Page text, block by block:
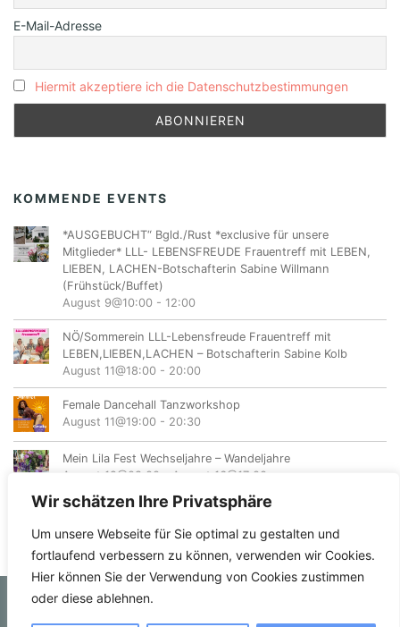
Wir schätzen Ihre Privatsphäre
Um unsere Webseite für Sie optimal zu gestalten und
fortlaufend verbessern zu können, verwenden wir Cookies.
Hier können Sie der Verwendung von Cookies zustimmen
oder diese ablehnen.
E-Mail-Adresse
Hiermit akzeptiere ich die Datenschutzbestimmungen
KOMMENDE EVENTS
*AUSGEBUCHT“ Bgld./Rust *exclusive für unsere
Mitglieder* LLL- LEBENSFREUDE Frauentreff mit LEBEN,
LIEBEN, LACHEN-Botschafterin Sabine Willmann
(Frühstück/Buffet)
August 9@10:00 - 12:00
NÖ/Sommerein LLL-Lebensfreude Frauentreff mit
LEBEN,LIEBEN,LACHEN – Botschafterin Sabine Kolb
August 11@18:00 - 20:00
Female Dancehall Tanzworkshop
August 11@19:00 - 20:30
Mein Lila Fest Wechseljahre – Wandeljahre
August 12@08:00
August 16@17:00